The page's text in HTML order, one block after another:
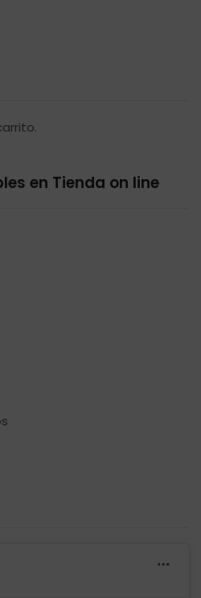
en Tienda on line